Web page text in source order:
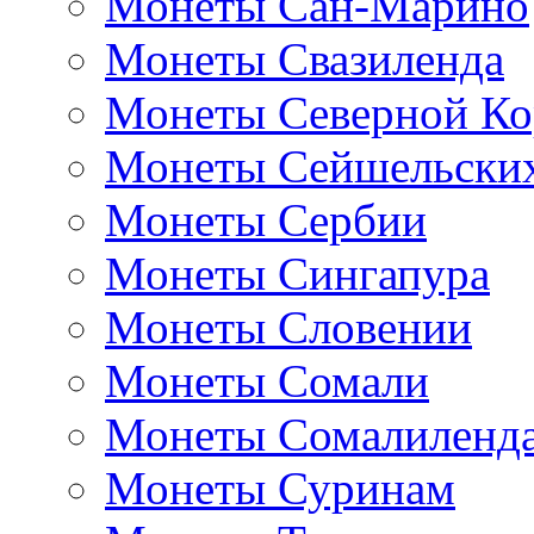
Монеты Свазиленда
Монеты Северной
Монеты
Монеты Сербии
Монеты Сингапура
Монеты Словении
Монеты Сомали
Монеты
Монеты Суринам